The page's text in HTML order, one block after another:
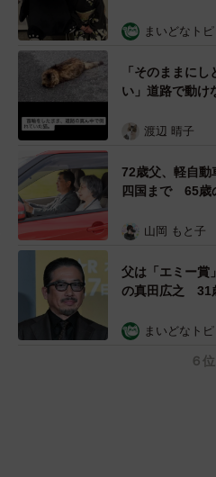
めらい 「痛い
まいどなトピ
「そのままにし
い」道路で動け
ようとした4日
表の訴え
渡辺 晴子
72歳父、軽自動
四国まで 65歳
憩まで分刻み…
山岡 もと子
父は「エミー賞
の真田広之 31
「ガチヒロさん
まいどなトピ
６